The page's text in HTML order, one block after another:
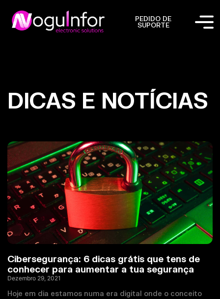
PEDIDO DE
SUPORTE
DICAS E NOTÍCIAS
Cibersegurança: 6 dicas grátis que tens de
conhecer para aumentar a tua segurança
Dezembro 29, 2021
Hoje em dia estamos numa era digital onde o conceito